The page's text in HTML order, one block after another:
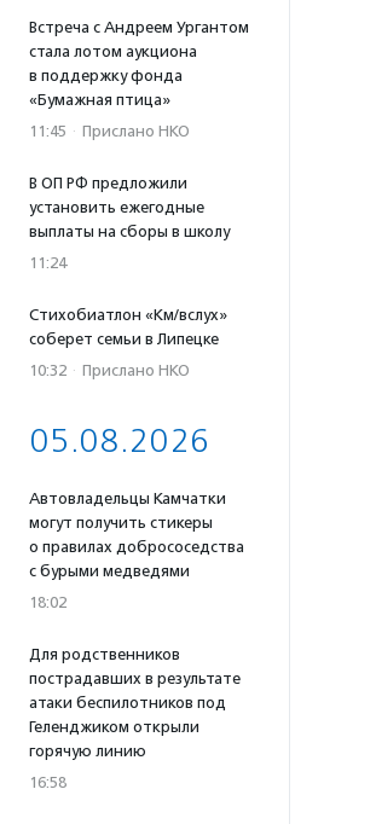
Встреча с Андреем Ургантом
стала лотом аукциона
в поддержку фонда
«Бумажная птица»
11:45 · Прислано НКО
В ОП РФ предложили
установить ежегодные
выплаты на сборы в школу
11:24
Стихобиатлон «Км/вслух»
соберет семьи в Липецке
10:32 · Прислано НКО
05.08.2026
Автовладельцы Камчатки
могут получить стикеры
о правилах добрососедства
с бурыми медведями
18:02
Для родственников
пострадавших в результате
атаки беспилотников под
Геленджиком открыли
горячую линию
16:58